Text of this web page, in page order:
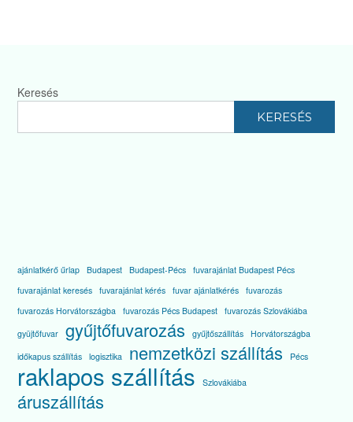
Keresés
KERESÉS
ajánlatkérő űrlap Budapest Budapest-Pécs fuvarajánlat Budapest Pécs
fuvarajánlat keresés fuvarajánlat kérés fuvar ajánlatkérés fuvarozás
fuvarozás Horvátországba
fuvarozás Pécs Budapest fuvarozás Szlovákiába
gyüjtőfuvar gyűjtőfuvarozás gyűjtőszállítás Horvátországba
időkapus szállítás logisztika nemzetközi szállítás Pécs
raklapos szállítás Szlovákiába
áruszállítás